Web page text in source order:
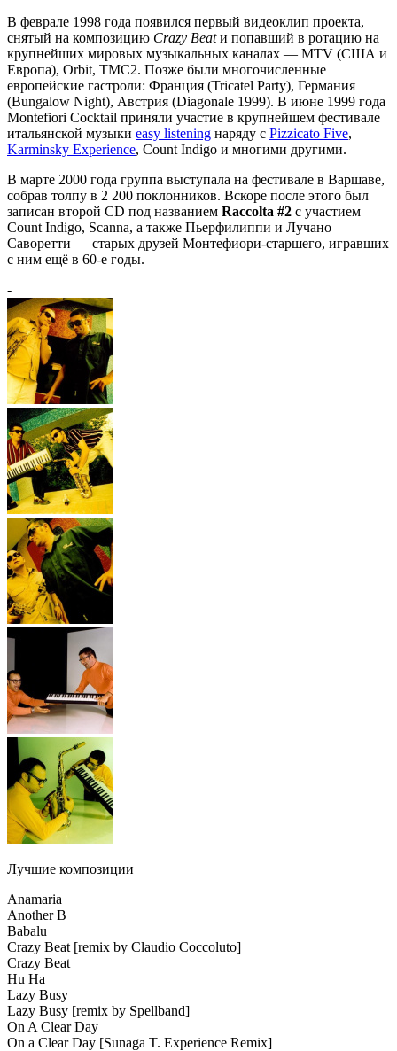
В феврале 1998 года появился первый видеоклип проекта,
снятый на композицию Crazy Beatи попавший в ротацию на
крупнейших мировых музыкальных каналах — MTV (США и
Европа), Orbit, TMC2. Позже были многочисленные
европейские гастроли: Франция (Tricatel Party), Германия
(Bungalow Night), Австрия (Diagonale 1999). В июне 1999 года
Montefiori Cocktail приняли участие в крупнейшем фестивале
итальянской музыки easy listening наряду с Pizzicato Five,
Karminsky Experience, Count Indigo и многими другими.
В марте 2000 года группа выступала на фестивале в Варшаве,
собрав толпу в 2 200 поклонников. Вскоре после этого был
записан второй CD под названием Raccolta #2 с участием
Count Indigo, Scanna, а также Пьерфилиппи и Лучано
Саворетти — старых друзей Монтефиори-старшего, игравших
с ним ещё в 60-е годы.
-
Лучшие композиции
Anamaria
Another B
Babalu
Crazy Beat [remix by Claudio Coccoluto]
Crazy Beat
Hu Ha
Lazy Busy
Lazy Busy [remix by Spellband]
On A Clear Day
On a Clear Day [Sunaga T. Experience Remix]